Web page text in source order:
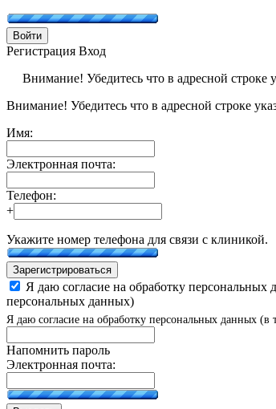
Войти
Регистрация Вход
Внимание! Убедитесь что в адресной строке
Внимание! Убедитесь что в адресной строке
Имя:
Электронная почта:
Телефон:
+
Укажите номер телефона для связи с клиникой.
Зарегистрироваться
Я даю согласие на обработку
персональных данных)
Я даю согласие на обработку персональных данных
Напомнить пароль
Электронная почта: